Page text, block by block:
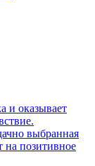
и оказывает
выбранная
на позитивное